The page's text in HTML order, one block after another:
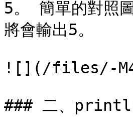
5。 簡單的對照
將會輸出5。
![](/files/-
### 二、